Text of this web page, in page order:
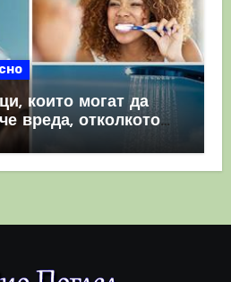
които могат да
вреда, отколкото